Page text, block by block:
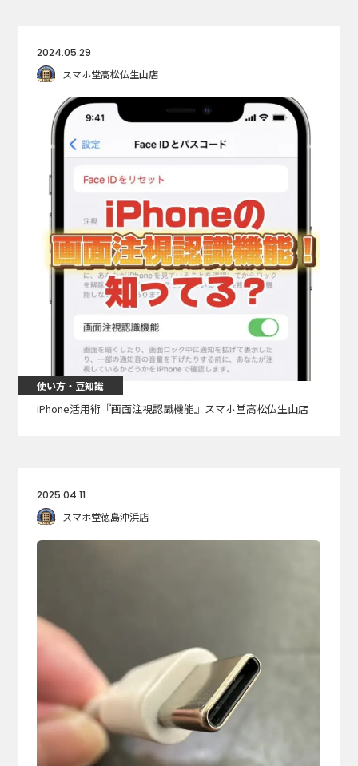
2024.05.29
スマホ堂高松仏生山店
使い方・豆知識
iPhone活用術『画面注視認識機能』スマホ堂高松仏生山店
2025.04.11
スマホ堂徳島沖浜店